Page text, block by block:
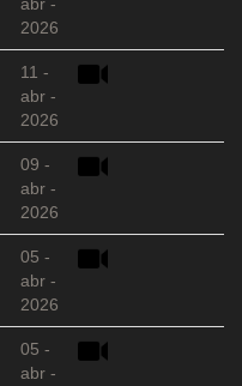
2026
11 -
abr -
2026
09 -
abr -
2026
05 -
abr -
2026
05 -
abr -